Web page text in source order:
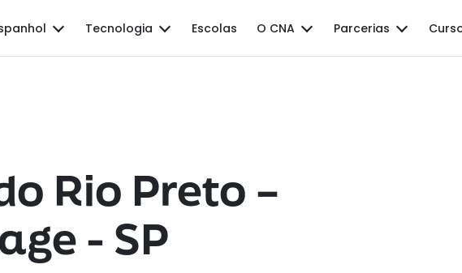
Tecnologia Escolas O CNA Parcerias
Rio Preto –
- SP